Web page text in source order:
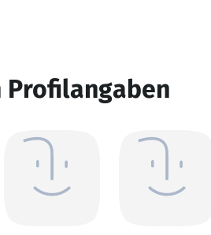
Profilangaben